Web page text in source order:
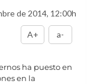
de 2014, 12:00h
A+ a-
ha puesto en
en la